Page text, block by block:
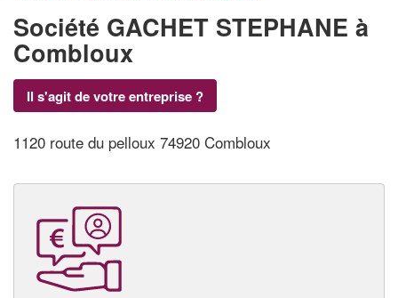
Société GACHET STEPHANE à
Combloux
Il s'agit de votre entreprise ?
1120 route du pelloux 74920 Combloux